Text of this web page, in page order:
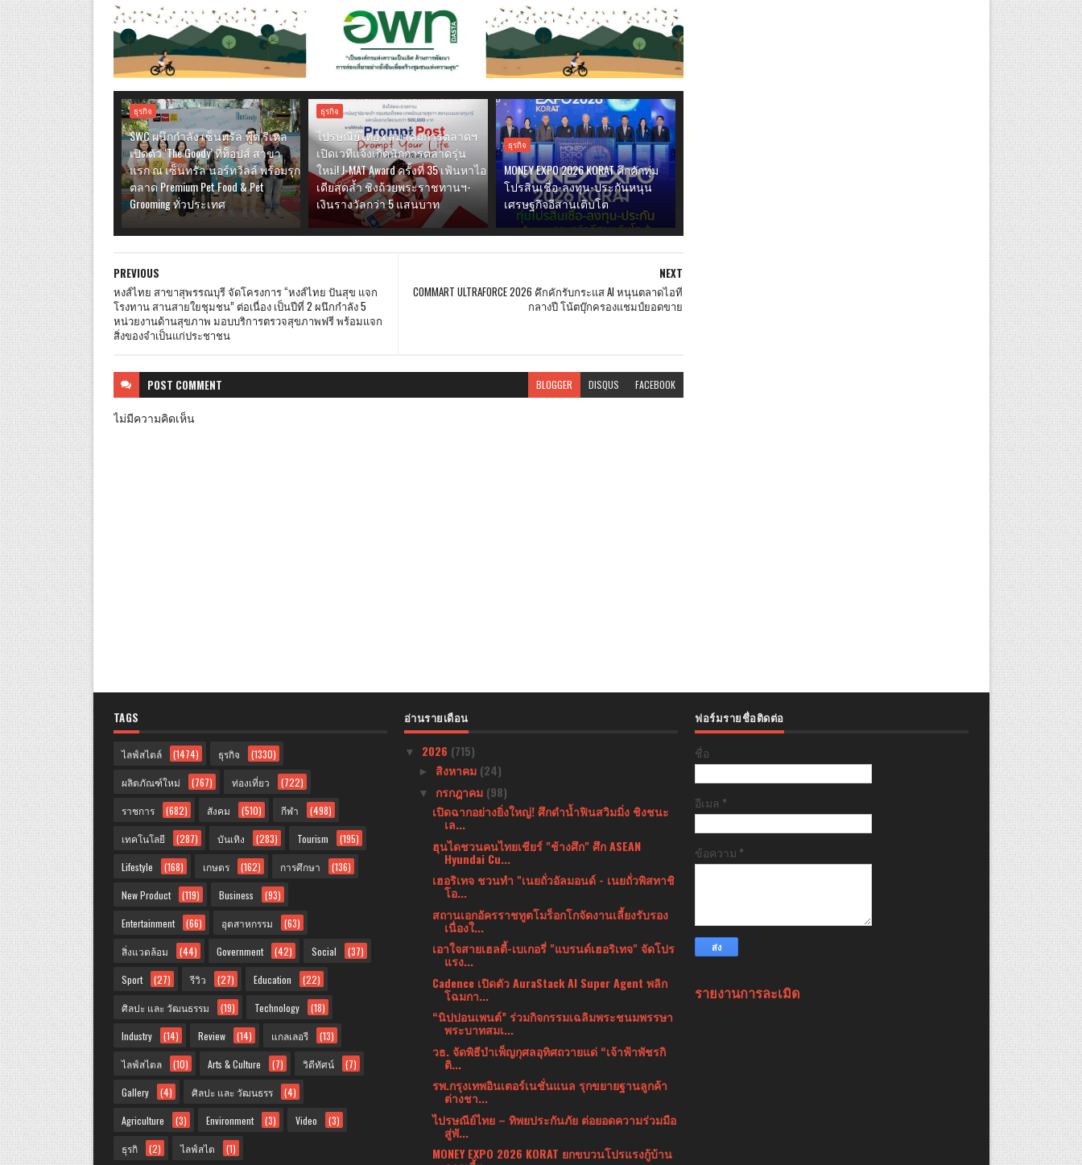
ธุรกิจ
SWC ผนึกกำลัง เซ็นทรัล ฟู้ด รีเทล
เปิดตัว ‘The Goody’ ที่ท็อปส์ สาขา
แรก ณ เซ็นทรัล นอร์ทวิลล์ พร้อมรุก
ตลาด Premium Pet Food & Pet
Grooming ทั่วประเทศ
ธุรกิจ
ไปรษณีย์ไทย x สมาคมการตลาดฯ
เปิดเวทีแจ้งเกิดนักการตลาดรุ่น
ใหม่! J-MAT Award ครั้งที่ 35 เฟ้นหาไอ
เดียสุดล้ำ ชิงถ้วยพระราชทานฯ-
เงินรางวัลกว่า 5 แสนบาท
ธุรกิจ
MONEY EXPO 2026 KORAT คึกคักทุ่ม
โปรสินเชื่อ-ลงทุน-ประกันหนุน
เศรษฐกิจอีสานเติบโต
NEXT
COMMART ULTRAFORCE 2026 คึกคักรับกระแส AI หนุนตลาดไอที
กลางปี โน้ตบุ๊กครองแชมป์ยอดขาย
PREVIOUS
หงส์ไทย สาขาสุพรรณบุรี จัดโครงการ “หงส์ไทย ปันสุข แจก
โรงทาน สานสายใยชุมชน” ต่อเนื่อง เป็นปีที่ 2 ผนึกกำลัง 5
หน่วยงานด้านสุขภาพ มอบบริการตรวจสุขภาพฟรี พร้อมแจก
สิ่งของจำเป็นแก่ประชาชน
POST COMMENT BLOGGER DISQUS FACEBOOK
ไม่มีความคิดเห็น
TAGS
ไลฟ์สไตล์ (1474) ธุรกิจ (1330)
ผลิตภัณฑ์ใหม่ (767) ท่องเที่ยว (722)
ราชการ (682) สังคม (510) กีฬา (498)
เทคโนโลยี (287) บันเทิง (283) Tourism (195)
Lifestyle (168) เกษตร (162) การศึกษา (136)
New Product (119) Business (93)
Entertainment (66) อุตสาหกรรม (63)
สิ่งแวดล้อม (44) Government (42) Social (37)
Sport (27) รีวิว (27) Education (22)
ศิลปะ และ วัฒนธรรม (19) Technology (18)
Industry (14) Review (14) แกลเลอรี (13)
ไลฟ์สไตล (10) Arts & Culture (7) วิดีทัศน์ (7)
Gallery (4) ศิลปะ และ วัฒนธรร (4)
Agriculture (3) Environment (3) Video (3)
ธุรกิ (2) ไลฟ์สไต (1)
อ่านรายเดือน
▼ 2026 (715)
► สิงหาคม (24)
▼ กรกฎาคม (98)
เปิดฉากอย่างยิ่งใหญ่! ศึกดำน้ำฟินสวิมมิ่ง ชิงชนะ
เล...
ฮุนไดชวนคนไทยเชียร์ "ช้างศึก" ศึก ASEAN
Hyundai Cu...
เฮอริเทจ ชวนทำ "เนยถั่วอัลมอนด์ - เนยถั่วพิสทาชิ
โอ...
สถานเอกอัครราชทูตโมร็อกโกจัดงานเลี้ยงรับรอง
เนื่องใ...
เอาใจสายเฮลตี้-เบเกอรี่ "แบรนด์เฮอริเทจ" จัดโปร
แรง...
Cadence เปิดตัว AuraStack AI Super Agent พลิก
โฉมกา...
“นิปปอนเพนต์” ร่วมกิจกรรมเฉลิมพระชนมพรรษา
พระบาทสมเ...
วธ. จัดพิธีบำเพ็ญกุศลอุทิศถวายแด่ “เจ้าฟ้าพัชรกิ
ติ...
รพ.กรุงเทพอินเตอร์เนชั่นแนล รุกขยายฐานลูกค้า
ต่างชา...
ไปรษณีย์ไทย – ทิพยประกันภัย ต่อยอดความร่วมมือ
สู่พั...
MONEY EXPO 2026 KORAT ยกขบวนโปรแรงกู้บ้าน
ฟอร์มรายชื่อติดต่อ
ชื่อ
อีเมล *
ข้อความ *
รายงานการละเมิด